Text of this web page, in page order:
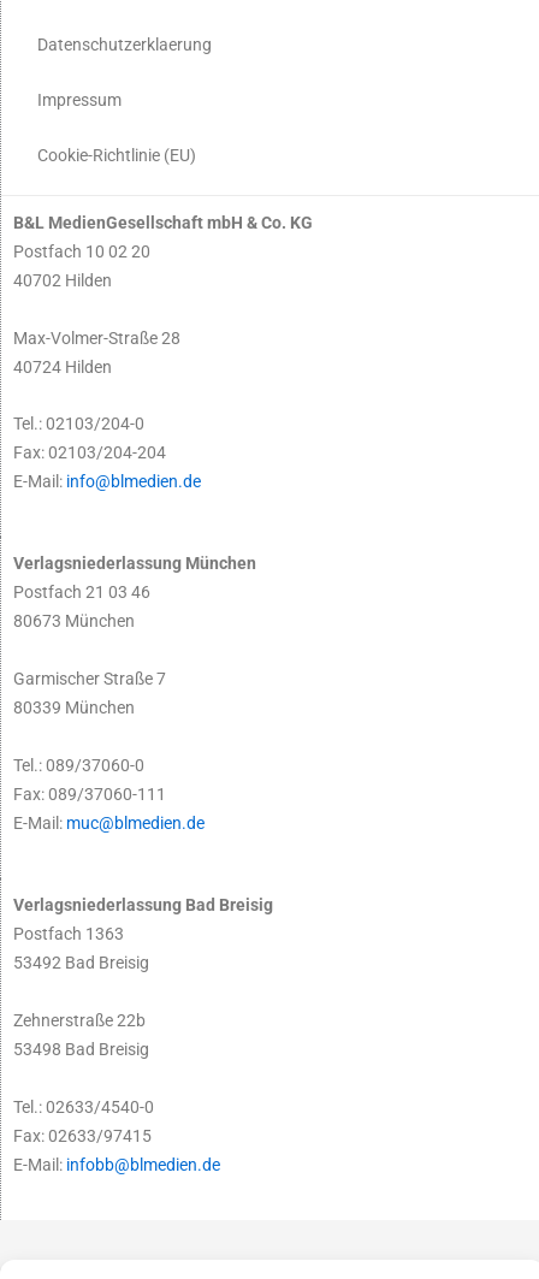
Datenschutzerklaerung
Impressum
Cookie-Richtlinie (EU)
B&L MedienGesellschaft mbH & Co. KG
Postfach 10 02 20
40702 Hilden
Max-Volmer-Straße 28
40724 Hilden
Tel.: 02103/204-0
Fax: 02103/204-204
E-Mail: info@blmedien.de
Verlagsniederlassung München
Postfach 21 03 46
80673 München
Garmischer Straße 7
80339 München
Tel.: 089/37060-0
Fax: 089/37060-111
E-Mail: muc@blmedien.de
Verlagsniederlassung Bad Breisig
Postfach 1363
53492 Bad Breisig
Zehnerstraße 22b
53498 Bad Breisig
Tel.: 02633/4540-0
Fax: 02633/97415
E-Mail: infobb@blmedien.de